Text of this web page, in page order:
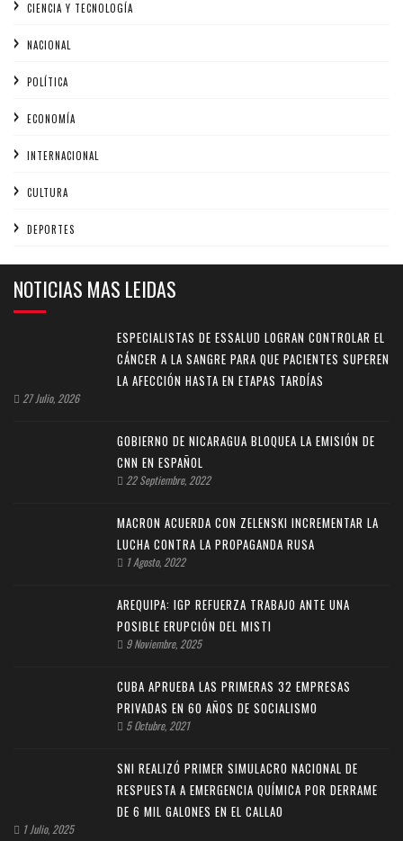
CIENCIA Y TECNOLOGÍA
NACIONAL
POLÍTICA
ECONOMÍA
INTERNACIONAL
CULTURA
DEPORTES
NOTICIAS MAS LEIDAS
ESPECIALISTAS DE ESSALUD LOGRAN CONTROLAR EL
CÁNCER A LA SANGRE PARA QUE PACIENTES SUPEREN
LA AFECCIÓN HASTA EN ETAPAS TARDÍAS
27 Julio, 2026
GOBIERNO DE NICARAGUA BLOQUEA LA EMISIÓN DE
CNN EN ESPAÑOL
22 Septiembre, 2022
MACRON ACUERDA CON ZELENSKI INCREMENTAR LA
LUCHA CONTRA LA PROPAGANDA RUSA
1 Agosto, 2022
AREQUIPA: IGP REFUERZA TRABAJO ANTE UNA
POSIBLE ERUPCIÓN DEL MISTI
9 Noviembre, 2025
CUBA APRUEBA LAS PRIMERAS 32 EMPRESAS
PRIVADAS EN 60 AÑOS DE SOCIALISMO
5 Octubre, 2021
SNI REALIZÓ PRIMER SIMULACRO NACIONAL DE
RESPUESTA A EMERGENCIA QUÍMICA POR DERRAME
DE 6 MIL GALONES EN EL CALLAO
1 Julio, 2025